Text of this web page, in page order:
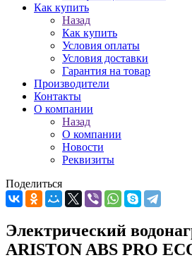
Как купить
Назад
Как купить
Условия оплаты
Условия доставки
Гарантия на товар
Производители
Контакты
О компании
Назад
О компании
Новости
Реквизиты
Поделиться
Электрический
ARISTON ABS PRO